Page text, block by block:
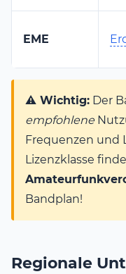
EME
⚠️ Wichtig: Der
empfohlene
Frequenzen und
Lizenzklasse
Bandplan!
Regionale